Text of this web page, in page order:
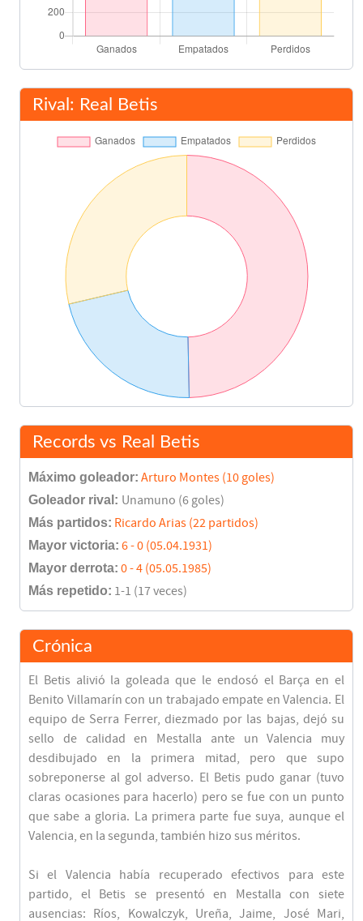
Jarni
67'
67'
Carlos Arroyo 71'
Paco Camarasa
Final del partido
Rival: Real Betis
Records vs Real Betis
Máximo goleador: Arturo Montes (10 goles)
Goleador rival: Unamuno (6 goles)
Más partidos: Ricardo Arias (22 partidos)
Mayor victoria: 6 - 0 (05.04.1931)
Mayor derrota: 0 - 4 (05.05.1985)
Más repetido: 1-1 (17 veces)
Crónica
El Betis alivió la goleada que le endosó el Barça en el
Benito Villamarín con un trabajado empate en Valencia. El
equipo de Serra Ferrer, diezmado por las bajas, dejó su
sello de calidad en Mestalla ante un Valencia muy
desdibujado en la primera mitad, pero que supo
sobreponerse al gol adverso. El Betis pudo ganar (tuvo
claras ocasiones para hacerlo) pero se fue con un punto
que sabe a gloria. La primera parte fue suya, aunque el
Valencia, en la segunda, también hizo sus méritos.
Si el Valencia había recuperado efectivos para este
partido, el Betis se presentó en Mestalla con siete
ausencias: Ríos, Kowalczyk, Ureña, Jaime, José Mari,